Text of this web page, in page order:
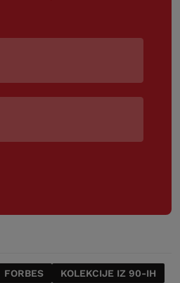
FORBES
KOLEKCIJE IZ 90-IH